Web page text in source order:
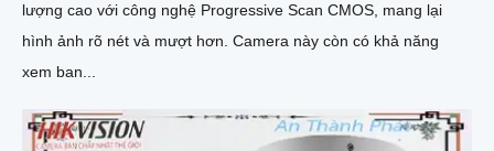
lượng cao với công nghệ Progressive Scan CMOS, mang lại
hình ảnh rõ nét và mượt hơn. Camera này còn có khả năng
xem ban...